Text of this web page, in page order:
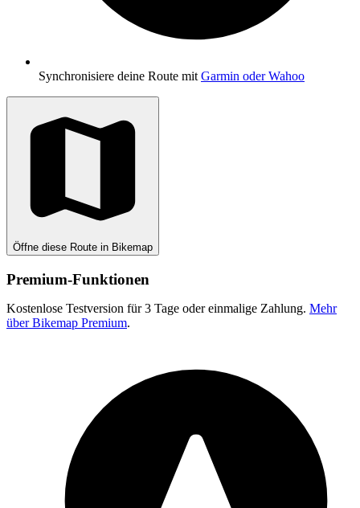
Synchronisiere deine Route mit Garmin oder Wahoo
Öffne diese Route in Bikemap
Premium-Funktionen
Kostenlose Testversion für 3 Tage oder einmalige Zahlung. Mehr
über Bikemap Premium.